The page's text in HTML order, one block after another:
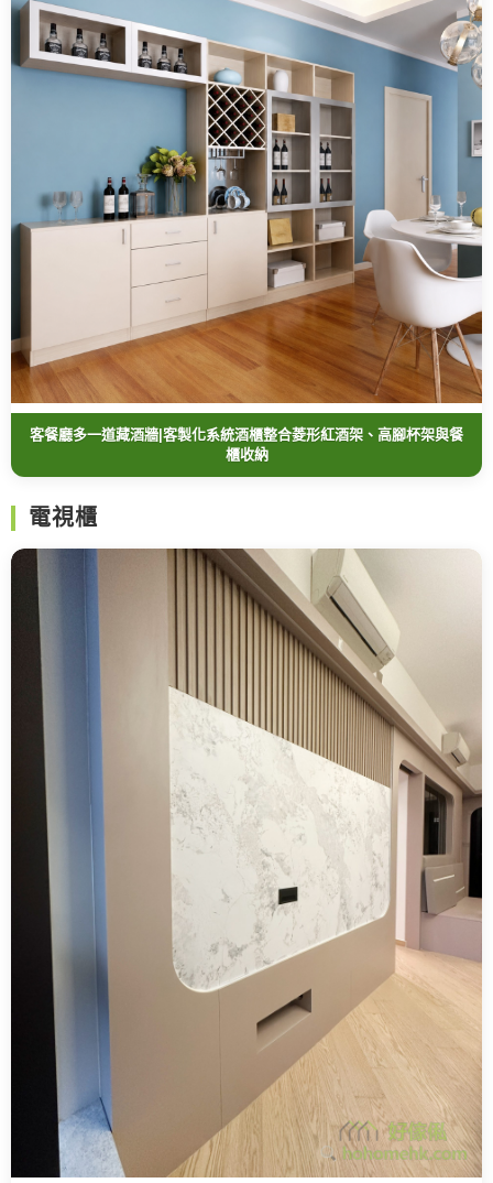
客餐廳多一道藏酒牆|客製化系統酒櫃整合菱形紅酒架、高腳杯架與餐
櫃收納
電視櫃